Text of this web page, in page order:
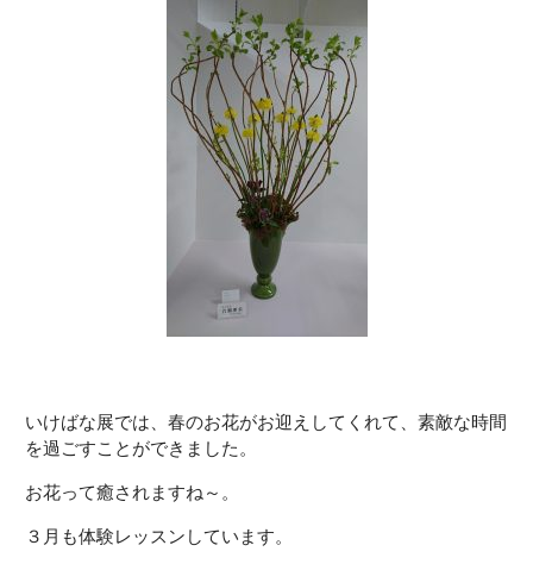
いけばな展では、春のお花がお迎えしてくれて、素敵な時間
を過ごすことができました。
お花って癒されますね～。
３月も体験レッスンしています。